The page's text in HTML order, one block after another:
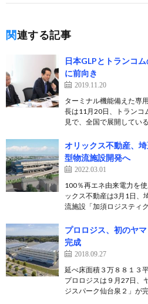
関連する記事
日本GLPとトランコ
に前向き
2019.11.20
ターミナル機能備えた専
長は11月20日、トランコ
見で、全国で展開してい
オリックス不動産、
型物流施設開発へ
2022.03.01
100％再エネ由来電力を
ックス不動産は3月1日、
流施設「加須ロジスティ
プロロジス、初のヤ
完成
2018.09.27
延べ床面積３万８８１３
プロロジスは９月27日、
ジスパーク仙台泉２」が